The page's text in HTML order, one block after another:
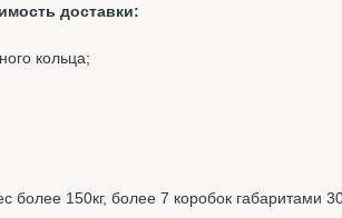
доставки:
кольца;
более 150кг, более 7 коробок габаритами